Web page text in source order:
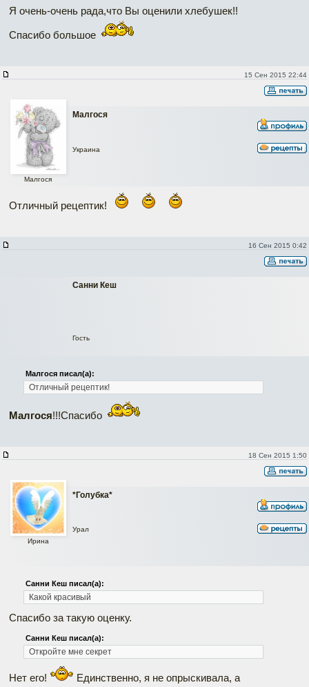
Я очень-очень рада,что Вы оценили хлебушек!!
Спасибо большое
15 Сен 2015 22:44
Малгося
Малгося
Украина
Отличный рецептик!
16 Сен 2015 0:42
Санни Кеш
Гость
Малгося писал(а):
Отличный рецептик!
Малгося!!!Спасибо
18 Сен 2015 1:50
*Голубка*
Ирина
Урал
Санни Кеш писал(а):
Какой красивый
Спасибо за такую оценку.
Санни Кеш писал(а):
Откройте мне секрет
Нет его!
Единственно, я не опрыскивала, а